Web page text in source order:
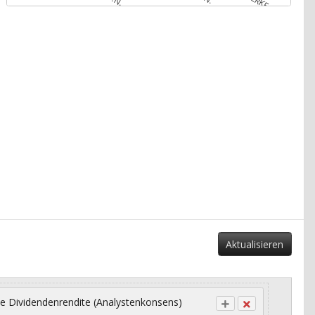
Aktualisieren
Dividendenrendite (Analystenkonsens)